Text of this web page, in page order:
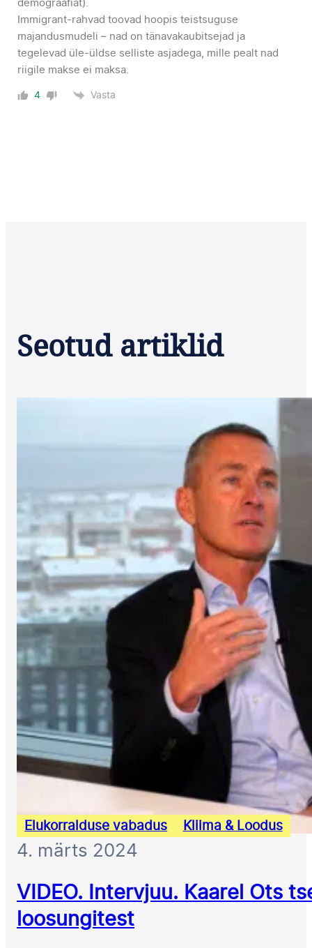
demograafiat).
Immigrant-rahvad toovad hoopis teistsuguse
majandusmudeli – nad on tänavakaubitsejad ja
tegelevad üle-üldse selliste asjadega, mille pealt nad
riigile makse ei maksa.
4 Vasta
Seotud artiklid
Elukorralduse vabadus Kliima & Loodus
4. märts 2024
VIDEO. Intervjuu. Kaarel Ots
loosungitest